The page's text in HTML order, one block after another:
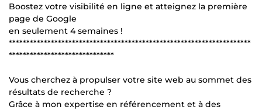
Boostez votre visibilité en ligne et atteignez la première
page de Google
en seulement 4 semaines !
*********************************************************************
******************************
Vous cherchez à propulser votre site web au sommet des
résultats de recherche ?
Grâce à mon expertise en référencement et à des